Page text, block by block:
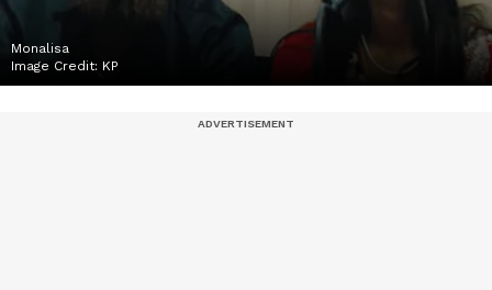
Monalisa
Image Credit: KP